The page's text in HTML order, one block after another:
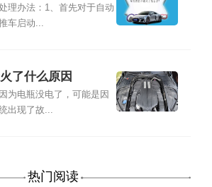
理办法：1、首先对于自动
车启动...
了什么原因
为电瓶没电了，可能是因
出现了故...
热门阅读